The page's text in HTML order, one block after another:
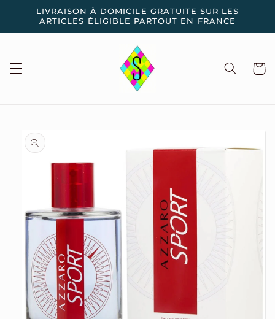
passer
contenu
LIVRAISON À DOMICILE GRATUITE SUR LES
ARTICLES ÉLIGIBLE PARTOUT EN FRANCE
Panier
Passer aux
informations
produits